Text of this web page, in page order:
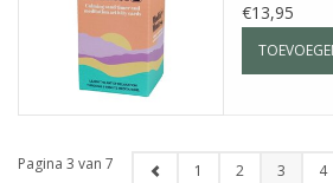
€13,95
Pagina 3 van 7 1 2 3 4